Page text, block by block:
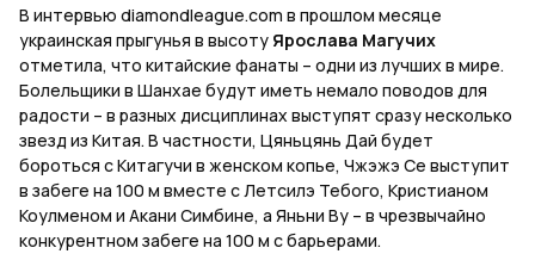
В интервью diamondleague.com в прошлом месяце
украинская прыгунья в высоту Ярослава Магучих
отметила, что китайские фанаты – одни из лучших в мире.
Болельщики в Шанхае будут иметь немало поводов для
радости – в разных дисциплинах выступят сразу несколько
звезд из Китая. В частности, Цяньцянь Дай будет
бороться с Китагучи в женском копье, Чжэжэ Се выступит
в забеге на 100 м вместе с Летсилэ Тебого, Кристианом
Коулменом и Акани Симбине, а Яньни Ву – в чрезвычайно
конкурентном забеге на 100 м с барьерами.